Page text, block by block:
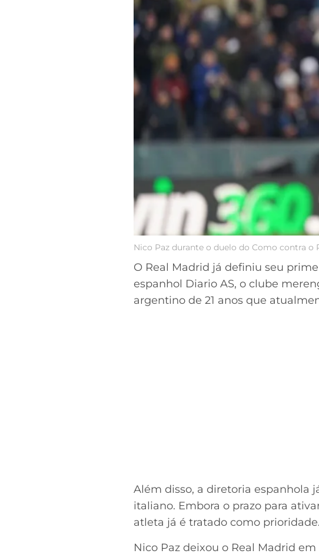
Nico Paz durante o duelo do Como contra o
O Real Madrid já definiu seu
espanhol Diario AS, o clube
argentino de 21 anos que
Além disso, a diretoria espanhola
italiano. Embora o prazo para
atleta já é tratado como prioridade.
Nico Paz deixou o Real Madrid